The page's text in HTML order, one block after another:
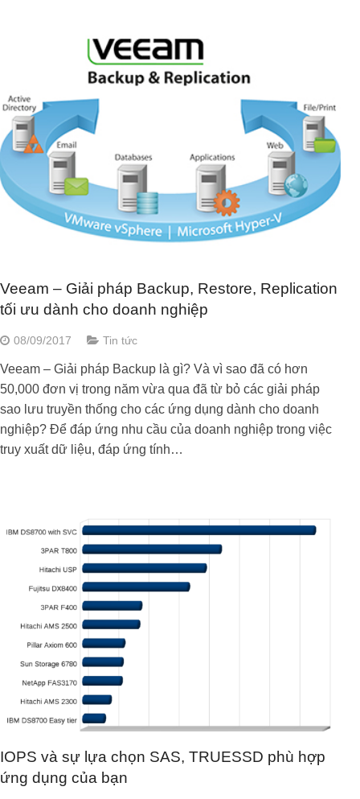
Veeam – Giải pháp Backup, Restore, Replication
tối ưu dành cho doanh nghiệp
08/09/2017 Tin tức
Veeam – Giải pháp Backup là gì? Và vì sao đã có hơn
50,000 đơn vị trong năm vừa qua đã từ bỏ các giải pháp
sao lưu truyền thống cho các ứng dụng dành cho doanh
nghiệp? Để đáp ứng nhu cầu của doanh nghiệp trong việc
truy xuất dữ liệu, đáp ứng tính…
IOPS và sự lựa chọn SAS, TRUESSD phù hợp
ứng dụng của bạn